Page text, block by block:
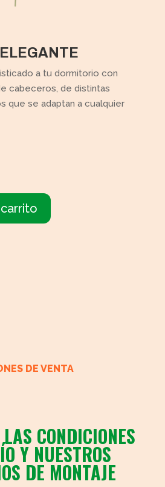
a tu dormitorio con
cabeceros, de distintas
que se adaptan a cualquier
DE VENTA
CONDICIONES
Y NUESTROS
DE MONTAJE